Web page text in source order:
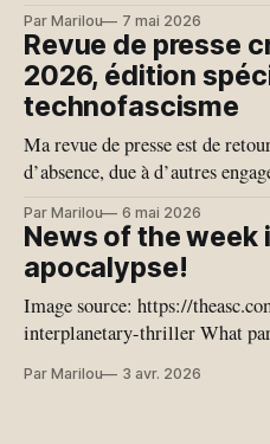
glimpse of our possible
edition is more specifically
Par Marilou 7 mai 2026
Revue de presse
2026, édition
technofascisme
Ma revue de presse est de
d’absence, due à d’autres
nouvelles en Tech du dernier
joyaux, nous exposant une
Par Marilou 6 mai 2026
News of the week
apocalypse!
Image source: https://
interplanetary-thriller What particularly caught my attention
journalists; they have
Par Marilou 3 avr. 2026